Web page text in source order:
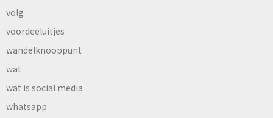
volg
voordeeluitjes
wandelknooppunt
wat
wat is social media
whatsapp